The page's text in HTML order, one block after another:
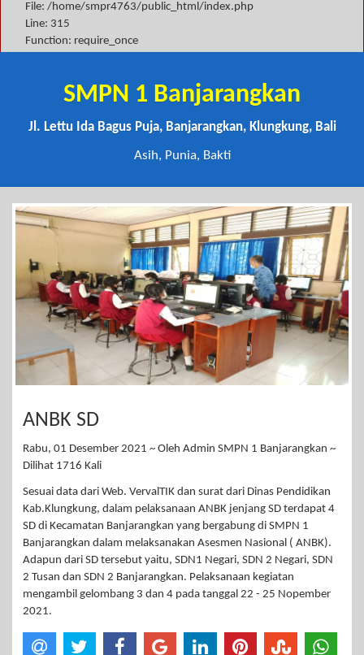
File: /home/smpr4763/public_html/index.php
Line: 315
Function: require_once
SMPN 1 Banjarangkan
Jl. Lettu Ida Bagus Puja, Banjarangkan, Klungkung, Bali
Asih, Punia, Bakti
ANBK SD
Rabu, 01 Desember 2021 ~ Oleh Admin SMPN 1 Banjarangkan ~
Dilihat 1716 Kali
Sesuai data dari Web. VervalTIK dan surat dari Dinas Pendidikan
Kab.Klungkung, dalam pelaksanaan ANBK jenjang SD terdapat 4
SD di Kecamatan Banjarangkan yang bergabung di SMPN 1
Banjarangkan dalam melaksanakan Asesmen Nasional ( ANBK).
Adapun dari SD tersebut yaitu, SDN1 Negari, SDN 2 Negari, SDN
2 Tusan dan SDN 2 Banjarangkan. Pelaksanaan kegiatan
mengambil gelombang 3 dan 4 pada tanggal 22 - 25 Nopember
2021.